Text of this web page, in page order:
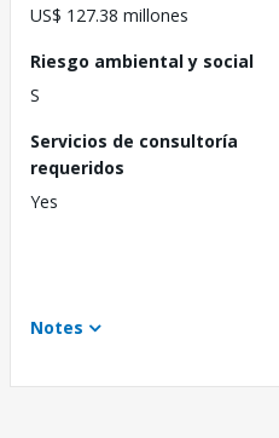
US$ 127.38 millones
Riesgo ambiental y social
S
Servicios de consultoría
requeridos
Yes
Notes